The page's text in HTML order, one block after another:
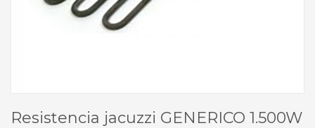
Resistencia jacuzzi GENERICO 1.500W